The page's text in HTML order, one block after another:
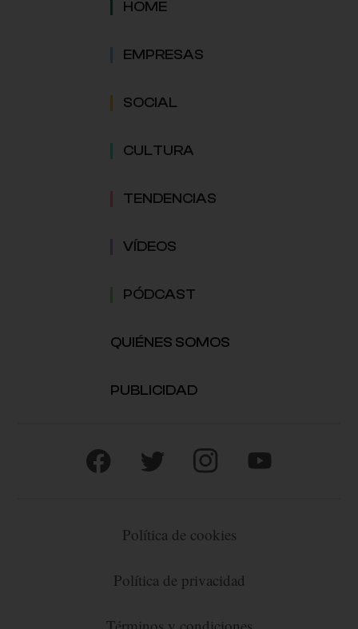
HOME
EMPRESAS
SOCIAL
CULTURA
TENDENCIAS
VÍDEOS
PÓDCAST
QUIÉNES SOMOS
PUBLICIDAD
Política de cookies
Política de privacidad